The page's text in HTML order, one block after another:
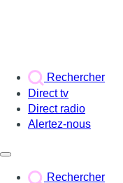
Rechercher
Direct tv
Direct radio
Alertez-nous
Rechercher